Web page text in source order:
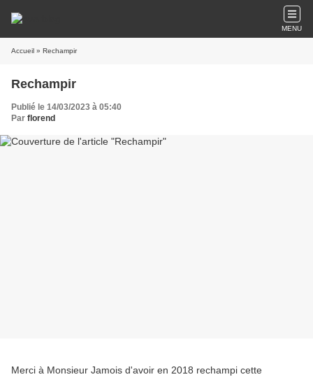
MENU
Accueil » Rechampir
Rechampir
Publié le 14/03/2023 à 05:40
Par florend
Merci à Monsieur Jamois d'avoir en 2018 rechampi cette